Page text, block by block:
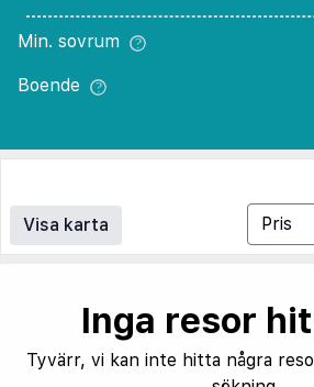
Min. sovrum
Boende
Visa karta
Inga resor
Tyvärr, vi kan inte hitta några